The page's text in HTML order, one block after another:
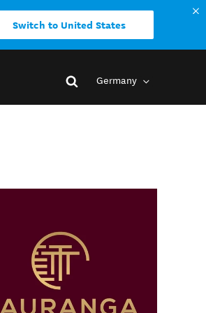
Switch to United States
Germany